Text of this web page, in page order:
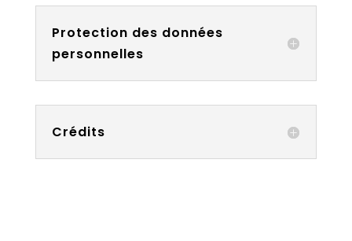
Protection des données
personnelles
Crédits